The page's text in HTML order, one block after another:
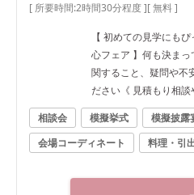
[ 所要時間:2時間30分程度][ 無料 ]
【 初めての見学にも
心フェア 】何も決ま
関すること、疑問や不
ださい《 見積もり相談
相談会
模擬挙式 模擬披露
会場コーディネート
料理・引